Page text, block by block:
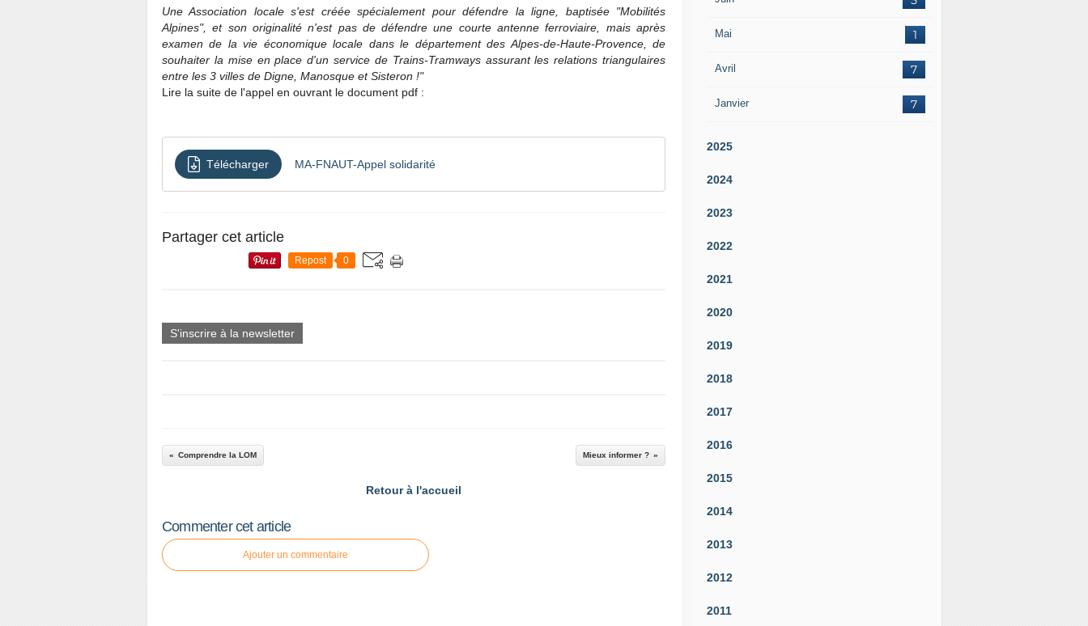
Une Association locale s'est créée spécialement pour défendre la ligne, baptisée "Mobilités
Alpines", et son originalité n'est pas de défendre une courte antenne ferroviaire, mais après
examen de la vie économique locale dans le département des Alpes-de-Haute-Provence, de
souhaiter la mise en place d'un service de Trains-Tramways assurant les relations triangulaires
entre les 3 villes de Digne, Manosque et Sisteron !"
Lire la suite de l'appel en ouvrant le document pdf :
Télécharger MA-FNAUT-Appel solidarité
Partager cet article
Repost 0
S'inscrire à la newsletter
Comprendre la LOM Mieux informer ?
Retour à l'accueil
Commenter cet article
Ajouter un commentaire
Mai 1
Avril 7
Janvier 7
2025
2024
2023
2022
2021
2020
2019
2018
2017
2016
2015
2014
2013
2012
2011